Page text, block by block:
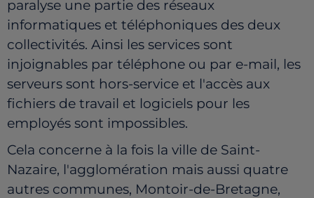
paralyse une partie des réseaux
informatiques et téléphoniques des deux
collectivités. Ainsi les services sont
injoignables par téléphone ou par e-mail, les
serveurs sont hors-service et l'accès aux
fichiers de travail et logiciels pour les
employés sont impossibles.
Cela concerne à la fois la ville de Saint-
Nazaire, l'agglomération mais aussi quatre
autres communes, Montoir-de-Bretagne,